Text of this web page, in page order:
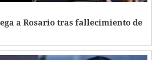
a Rosario tras fallecimiento de